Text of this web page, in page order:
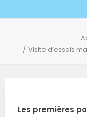
Visite d’essais
Les premières